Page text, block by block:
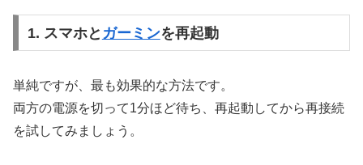
1. スマホと ガーミンを再起動
単純ですが、最も効果的な方法です。
両方の電源を切って1分ほど待ち、再起動してから再接続
を試してみましょう。